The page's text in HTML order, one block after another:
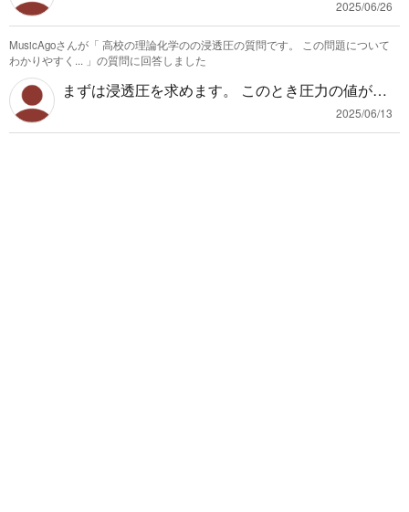
イナスの仕事をしたと考えているということだと
解釈しています。
す。 これは5箇所のうち3つをa,b,cを区別して入
れることに等しいので${}_5\mathrm{P}_3$ よっ
て求める通り数は 4!×${}_5\mathrm{P}_3$=24×6
0=1440(通り)になります。 2.a,b,cがこの順で並ぶ
通り数ですが、まずはa,b,cを並べずに代わりに◯
にならんでもらいます。◯◯◯defgの7つで並び
替えると、その通り数は$\dfrac{7!}{3!}$です。 そ
扱って、それ以外の並べ替えをしていると思いま
す。 AAAのみを含む順列ではAAAは１まとまりに
なっているので、AAA K K Y D Iの６つのうちKと
Kの2つのみが同じ文字だと考えて、${}_6\mathrm
{C}_2$として、残りの4つを並び替えています。
同じようにKKのみを含む順列ではKK A A A Y D I
の7つのうちAとAとAの3つが同じなので${}_7\mat
2025/06/26
MusicAgoさんが「 高校の理論化学のの浸透圧の質問です。 この問題について
わかりやすく... 」の質問に回答しました
まずは浸透圧を求めます。 このとき圧力の値がわ
かるのは水銀柱の場合のみなので、水溶液の液面
差を水銀柱の場合に変換して考えます。 体積を使
2025/06/13